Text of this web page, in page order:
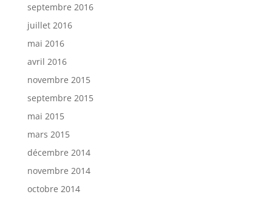
septembre 2016
juillet 2016
mai 2016
avril 2016
novembre 2015
septembre 2015
mai 2015
mars 2015
décembre 2014
novembre 2014
octobre 2014